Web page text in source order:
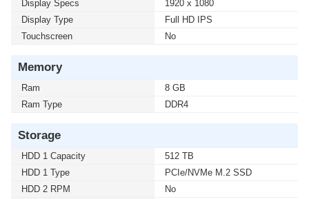
Display Specs
1920 x 1080
Display Type
Full HD IPS
Touchscreen
No
Memory
Ram
8 GB
Ram Type
DDR4
Storage
HDD 1 Capacity
512 TB
HDD 1 Type
PCIe/NVMe M.2 SSD
HDD 2 RPM
No